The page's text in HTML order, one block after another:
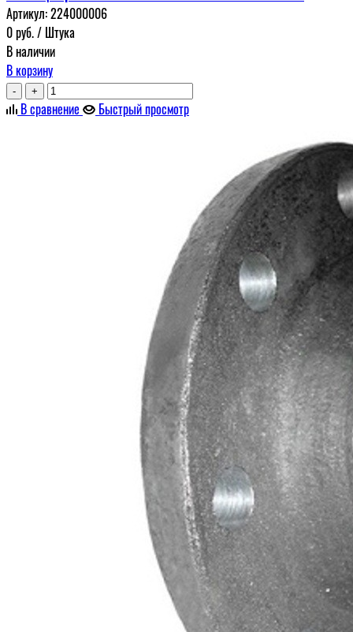
Артикул:224000006
0руб./ Штука
В наличии
В корзину
- +
В сравнение Быстрый просмотр